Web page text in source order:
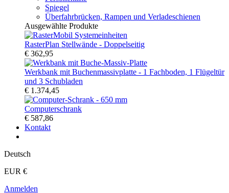
Spiegel
Überfahrbrücken, Rampen und Verladeschienen
Ausgewählte Produkte
RasterPlan Stellwände - Doppelseitig
€ 362,95
Werkbank mit Buchenmassivplatte - 1 Fachboden, 1 Flügeltür
und 3 Schubladen
€ 1.374,45
Computerschrank
€ 587,86
Kontakt
Deutsch
EUR €
Anmelden